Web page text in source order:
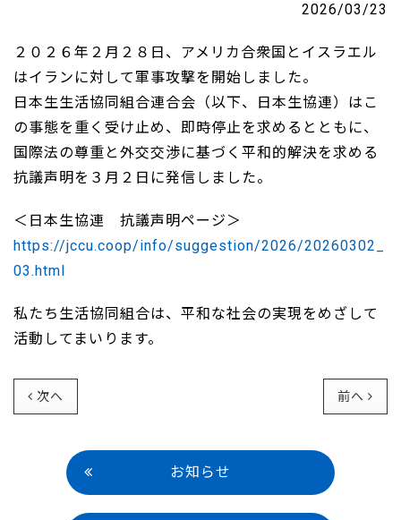
2026/03/23
２０２６年２月２８日、アメリカ合衆国とイスラエル
はイランに対して軍事攻撃を開始しました。
日本生生活協同組合連合会（以下、日本生協連）はこ
の事態を重く受け止め、即時停止を求めるとともに、
国際法の尊重と外交交渉に基づく平和的解決を求める
抗議声明を３月２日に発信しました。
＜日本生協連 抗議声明ページ＞
https://jccu.coop/info/suggestion/2026/20260302_
03.html
私たち生活協同組合は、平和な社会の実現をめざして
活動してまいります。
次へ 前へ
お知らせ